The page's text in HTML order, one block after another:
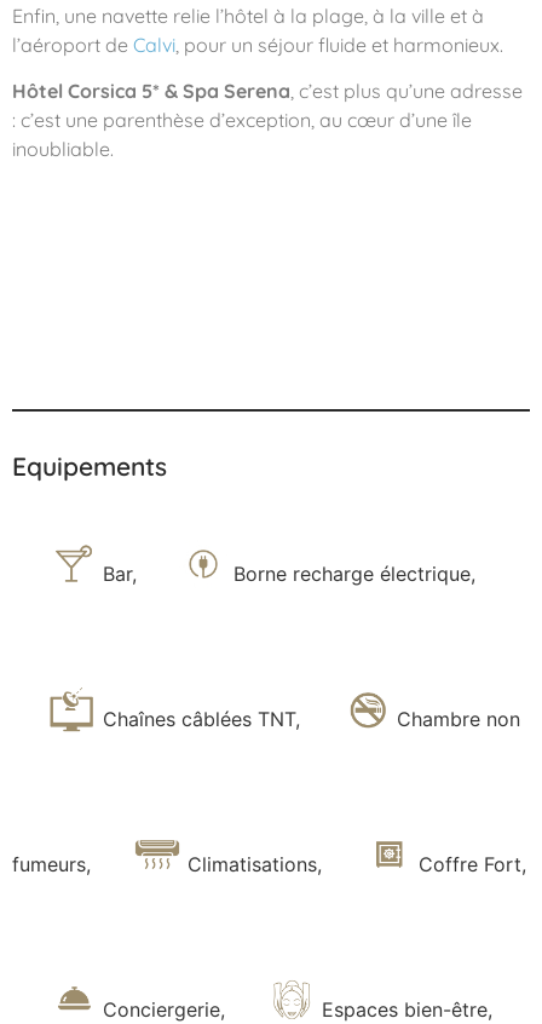
Enfin, une navette relie l’hôtel à la plage, à la ville et à
l’aéroport de Calvi , pour un séjour fluide et harmonieux.
Hôtel Corsica 5* & Spa Serena , c’est plus qu’une adresse
: c’est une parenthèse d’exception, au cœur d’une île
inoubliable.
Equipements
Bar, Borne recharge électrique,
Chaînes câblées TNT, Chambre non
fumeurs, Climatisations, Coffre Fort,
Conciergerie, Espaces bien-être,